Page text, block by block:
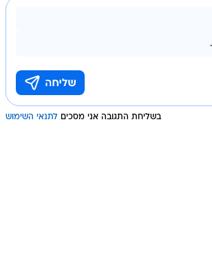
בשליחת התגובה אני מסכים לתנאי השימוש